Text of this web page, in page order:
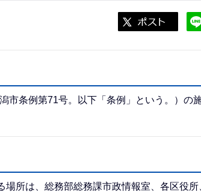
条例第71号。以下「条例」という。）の
所は、総務部総務課市政情報室、各区役所